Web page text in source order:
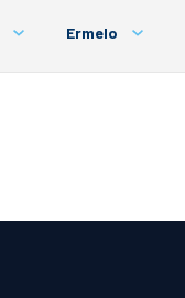
Ermelo